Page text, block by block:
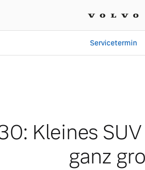
Servicetermin
Kleines
ganz